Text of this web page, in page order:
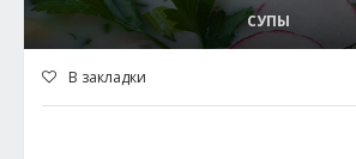
СУПЫ
В закладки